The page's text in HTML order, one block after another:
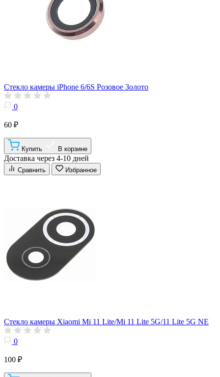
Стекло камеры iPhone 6/6S Розовое Золото
0
60 ₽
Купить В корзине
Доставка через 4-10 дней
Сравнить Избранное
Стекло камеры Xiaomi Mi 11 Lite/Mi 11 Lite 5G/11 Lite 5G NE
0
100 ₽